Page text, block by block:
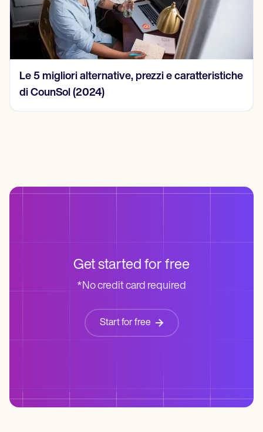
15 esempi di note SOAP nel 2024
Get started for free
*No credit card required
Start for free